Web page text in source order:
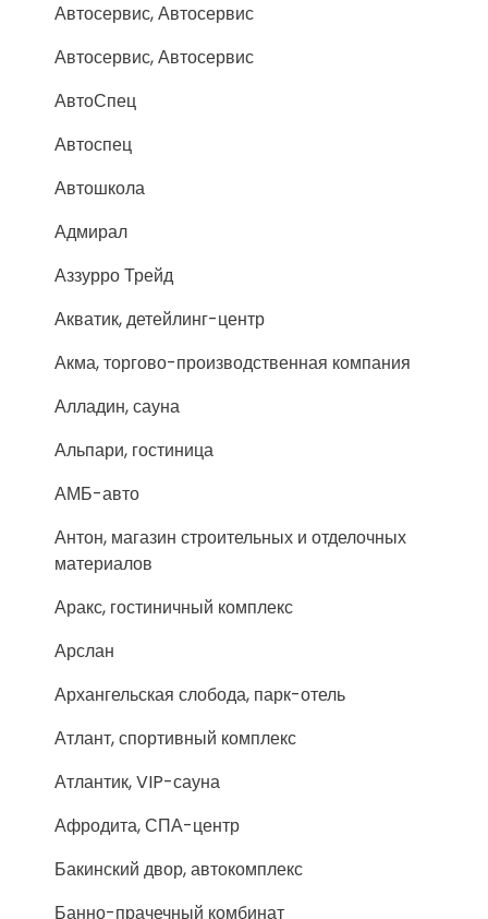
Автосервис, Автосервис
Автосервис, Автосервис
АвтоСпец
Автоспец
Автошкола
Адмирал
Аззурро Трейд
Акватик, детейлинг-центр
Акма, торгово-производственная компания
Алладин, сауна
Альпари, гостиница
АМБ-авто
Антон, магазин строительных и отделочных
материалов
Аракс, гостиничный комплекс
Арслан
Архангельская слобода, парк-отель
Атлант, спортивный комплекс
Атлантик, VIP-сауна
Афродита, СПА-центр
Бакинский двор, автокомплекс
Банно-прачечный комбинат